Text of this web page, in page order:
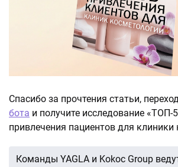
Спасибо за прочтения статьи,
бота и получите исследование «ТОП-
привлечения пациентов для клиники
Команды YAGLA и Kokoc Group